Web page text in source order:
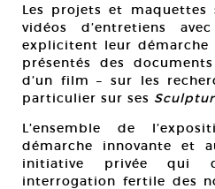
Les projets et maquettes
vidéos d’entretiens
explicitent leur démarche
présentés des
d’un film – sur les
particulier sur ses
L’ensemble de
démarche innovante et
initiative privée qui
interrogation fertile des